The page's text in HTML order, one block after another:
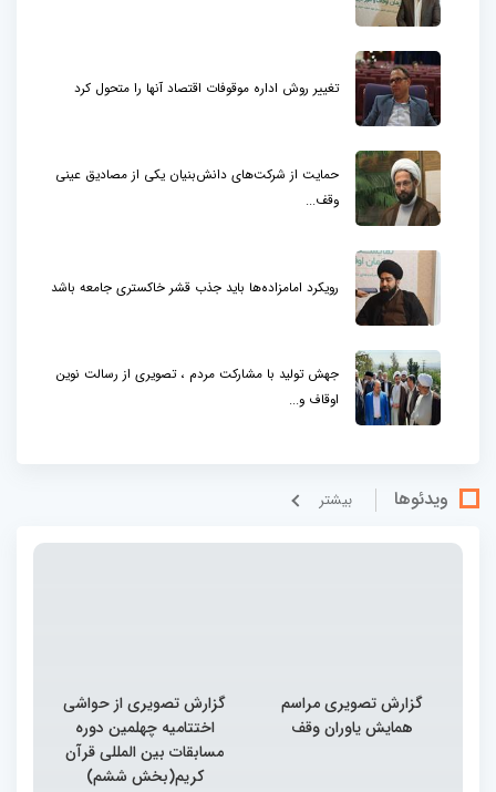
تغییر روش اداره موقوفات اقتصاد آنها را متحول کرد
حمایت از شرکت‌های دانش‌بنیان یکی از مصادیق عینی
وقف...
رویکرد امامزاده‌ها باید جذب قشر خاکستری جامعه باشد
جهش تولید با مشارکت مردم ، تصویری از رسالت نوین
اوقاف و...
ویدئوها بيشتر
گزارش تصویری مراسم
همایش یاوران وقف
گزارش تصویری از حواشی
اختتامیه چهلمین دوره
مسابقات بین المللی قرآن
کریم(بخش ششم)